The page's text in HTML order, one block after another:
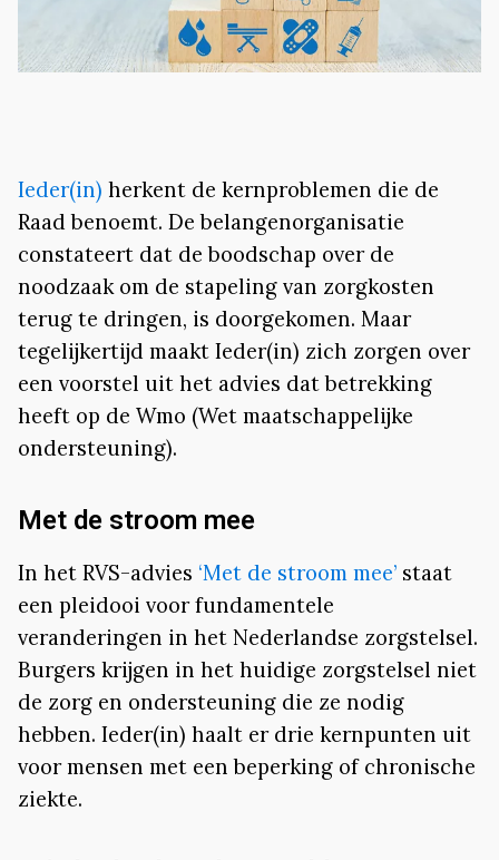
Ieder(in) herkent de kernproblemen die de
Raad benoemt. De belangenorganisatie
constateert dat de boodschap over de
noodzaak om de stapeling van zorgkosten
terug te dringen, is doorgekomen. Maar
tegelijkertijd maakt Ieder(in) zich zorgen over
een voorstel uit het advies dat betrekking
heeft op de Wmo (Wet maatschappelijke
ondersteuning).
Met de stroom mee
In het RVS-advies ‘Met de stroom mee’ staat
een pleidooi voor fundamentele
veranderingen in het Nederlandse zorgstelsel.
Burgers krijgen in het huidige zorgstelsel niet
de zorg en ondersteuning die ze nodig
hebben. Ieder(in) haalt er drie kernpunten uit
voor mensen met een beperking of chronische
ziekte.